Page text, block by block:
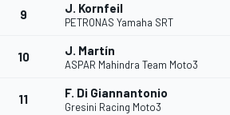
9 J. Kornfeil
PETRONAS Yamaha SRT
10 J. Martín
ASPAR Mahindra Team Moto3
11 F. Di Giannantonio
Gresini Racing Moto3